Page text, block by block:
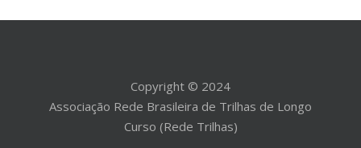
Copyright © 2024
Associação Rede Brasileira de Trilhas de Longo
Curso (Rede Trilhas)